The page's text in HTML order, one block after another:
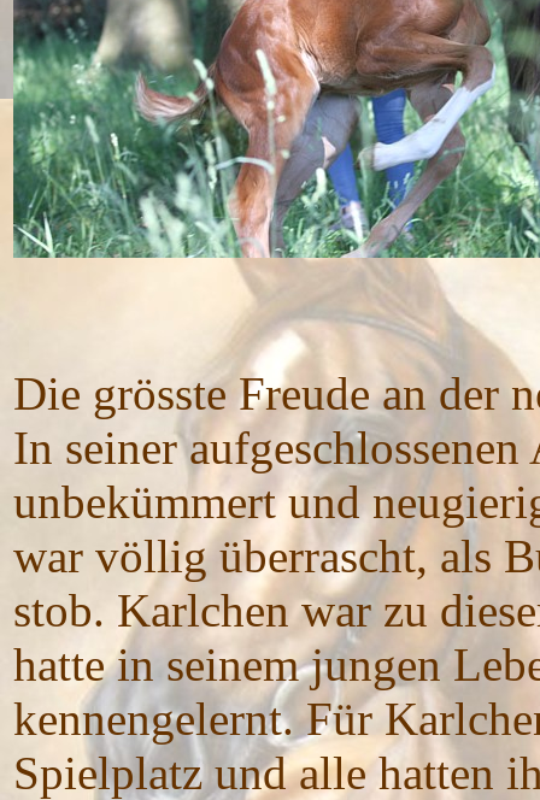
Die grösste Freude an der
In seiner
unbekümmert und
war völlig überrascht, als
stob. Karlchen war zu
hatte in seinem jungen
kennengelernt. Für
Spielplatz und alle hatten